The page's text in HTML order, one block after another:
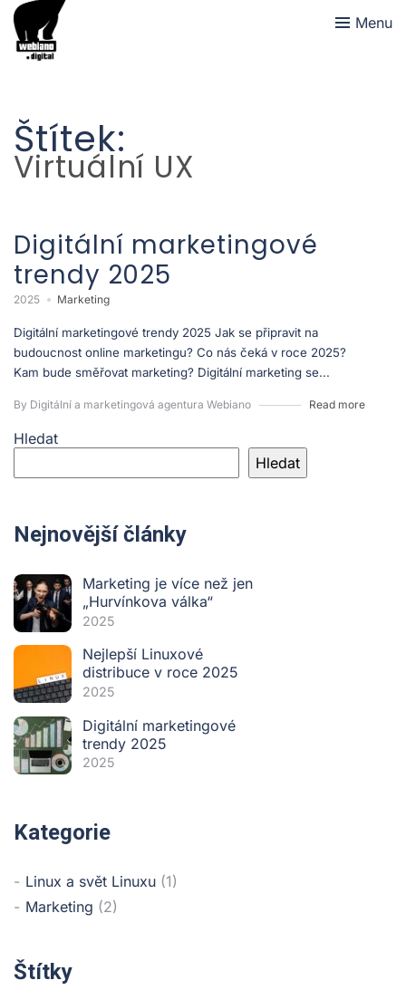
Menu
Štítek:
Virtuální UX
Digitální marketingové
trendy 2025
2025 Marketing
Digitální marketingové trendy 2025 Jak se připravit na
budoucnost online marketingu? Co nás čeká v roce 2025?
Kam bude směřovat marketing? Digitální marketing se...
By Digitální a marketingová agentura Webiano Read more
Hledat
Hledat
Nejnovější články
Marketing je více než jen
„Hurvínkova válka“
2025
Nejlepší Linuxové
distribuce v roce 2025
2025
Digitální marketingové
trendy 2025
2025
Kategorie
Linux a svět Linuxu (1)
Marketing (2)
Štítky